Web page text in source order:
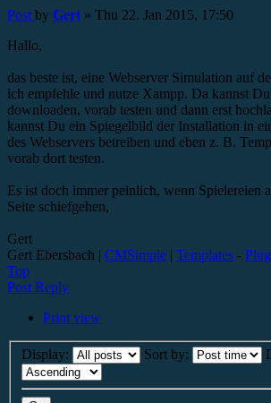
Post by Gert » Thu 22. Jan 2015, 17:50
Hallo,
das beste ist, eine Webserver Simulation auf
ich empfehle und nutze Xampp. Da kannst
downloaden, vorab testen und dann erst
kannst Du ein Spiegelbild der Installation in
des Webservers betreiben und eben z. B.
vorab dort testen.
Es ist doch immer peinlich, wenn Spielereien
Seite schiefgehen,
Gert
Gert Ebersbach | CMSimple | Templates -
Top
Post Reply
Print view
Display: Sort by: